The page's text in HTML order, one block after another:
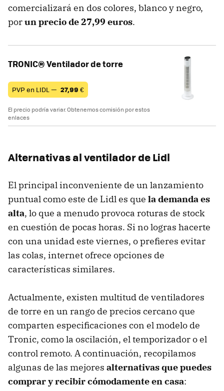
comercializará en dos colores, blanco y negro,
porun precio de 27,99 euros.
TRONIC® Ventilador de torre
PVP en LIDL — 27,99 €
El precio podría variar. Obtenemos comisión por estos
enlaces
Alternativas al ventilador de Lidl
El principal inconveniente de un lanzamiento
puntual como este de Lidl es que la demanda es
alta, lo que a menudo provoca roturas de stock
en cuestión de pocas horas. Si no logras hacerte
con una unidad este viernes, o prefieres evitar
las colas, internet ofrece opciones de
características similares.
Actualmente, existen multitud de ventiladores
de torre en un rango de precios cercano que
comparten especificaciones con el modelo de
Tronic, como la oscilación, el temporizador o el
control remoto. A continuación, recopilamos
algunas de las mejores alternativas que puedes
comprar y recibir cómodamente en casa: